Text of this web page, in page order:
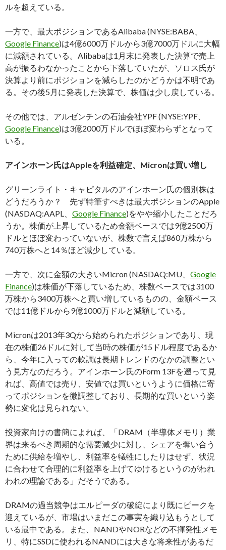
ルを超えている。
一方で、最大ポジションであるAlibaba (NYSE:BABA、
Google Finance)は4億6000万ドルから3億7000万ドルに大幅
に減額されている。Alibabaは1月末に発表した決算で売上
高が振るわなかったことから下落していたが、ソロス氏が
決算より前にポジションを減らしたのかどうかは不明であ
る。その後5月に発表した決算で、株価は少し戻している。
その他では、アルゼンチンの石油会社YPF (NYSE:YPF、
Google Finance)は3億2000万ドルでほぼ変わらずとなって
いる。
アインホーン氏はAppleを利益確定、Micronは買い増し
グリーンライト・キャピタルのアインホーン氏の個別株は
どうだろうか？ 先ず特筆すべきは最大ポジションのApple
(NASDAQ:AAPL、 Google Finance)をやや縮小したことだろ
うか。株価が上昇しているため金額ベースでは9億2500万
ドルとほぼ変わっていないが、株数で言えば860万株から
740万株へと14％ほど減少している。
一方で、次に金額の大きいMicron (NASDAQ:MU、 Google
Finance)は株価が下落しているため、株数ベースでは3100
万株から3400万株へと買い増しているものの、金額ベース
では11億ドルから9億1000万ドルと減額している。
Micronは2013年3Qから始められたポジションであり、現
在の株価26ドルに対して当時の株価が15ドル程度であるか
ら、今年に入っての軟調は長期トレンドのなかの調整とい
う見方なのだろう。アインホーン氏のForm 13Fを遡って見
れば、高値では売り、安値では買いというように価格に寄
ってポジションを微調整しており、長期的な買いという姿
勢に変化は見られない。
投資家向けの書簡によれば、「DRAM（半導体メモリ）業
界は来るべき周期的な需要減少に対し、シェアを奪い合う
ために供給を増やし、利益率を犠牲にしたりはせず、状況
に合わせて合理的に利益率を上げてゆけるというのがわれ
われの理論である」だそうである。
DRAMの過当競争はエルピーダの破綻により既にピークを
迎えているが、市場はいまだこの事実を織り込もうとして
いる最中である。また、NANDやNORなどの不揮発性メモ
リ、特にSSDに使われるNANDには大きな将来性があるだ